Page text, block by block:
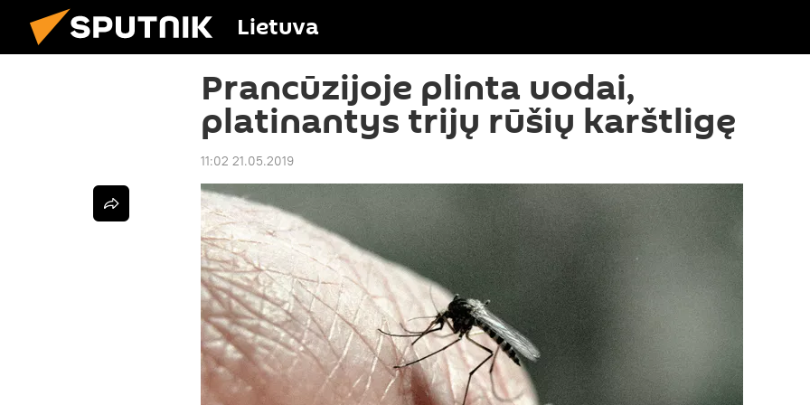
Lietuva
Prancūzijoje plinta uodai,
platinantys trijų rūšių karštligę
11:02 21.05.2019